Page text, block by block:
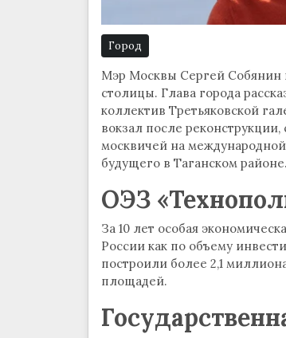
Город
Мэр Москвы Сергей Собянин
столицы. Глава города
коллектив Третьяковской
вокзал после
москвичей на
будущего в Таганском
ОЭЗ
За 10 лет особая
России как по объему
построили более 2,1
площадей.